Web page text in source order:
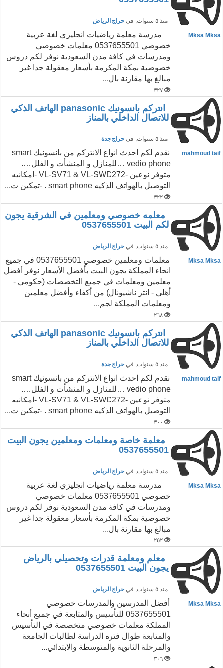
منذ ٥ سنوات , في حراج الرياض
Mksa Mksa
مدرسة معلمة رياضيات انجليزي لغة عربية
خصوصي 0537655501 معلمات خصوصي
ومدرسات في كافة مدن السعودية نوفر لكم دروس
خصوصية بمكة المكرمة بأسعار معقولة جدا غير
مبالغ بها مقارنة بال...
٣٢٧
انتركم بانسونيك panasonic الهاتف الذكي
للاتصال الداخلي بالمناز
منذ ٥ سنوات , في حراج جدة
mahmoud taif
نقدم لكم احدث انواع الانتركم من بانسونيك smart
vedio phone …للمنازل و المنشأت و الفلل….
متوفر نوعين -VL-SV71 & VL-SWD272 -امكانيه
التوصيل بالهواتف الذكيه smart phone . -تمكين ت...
٣٢٢
معلمه خصوصي ومعلمين في الشرقية يجون
لكم البيت 0537655501
منذ ٥ سنوات , في حراج الرياض
Mksa Mksa
معلمات ومعلمين خصوصي 0537655501 في جميع
انحاء المملكة يجون البيت بأفضل الأسعار نوفر أفضل
معلمين ومعلمات في جميع التخصصات (حكومي -
أهلي - انتر ناشيونال) من أكفاء وأفضل معلمين
ومعلمات المملكة لجم...
٢٦٨
انتركم بانسونيك panasonic الهاتف الذكي
للاتصال الداخلي بالمناز
منذ ٥ سنوات , في حراج جدة
mahmoud taif
نقدم لكم احدث انواع الانتركم من بانسونيك smart
vedio phone …للمنازل و المنشأت و الفلل….
متوفر نوعين -VL-SV71 & VL-SWD272 -امكانيه
التوصيل بالهواتف الذكيه smart phone . -تمكين ت...
٣٠٠
معلمة خاصة ومعلمات ومعلمين يجون البيت
0537655501
منذ ٥ سنوات , في حراج الرياض
Mksa Mksa
مدرسة معلمة رياضيات انجليزي لغة عربية
خصوصي 0537655501 معلمات خصوصي
ومدرسات في كافة مدن السعودية نوفر لكم دروس
خصوصية بمكة المكرمة بأسعار معقولة جدا غير
مبالغ بها مقارنة بال...
٢٥٢
معلم ومعلمة قدرات وتحصيلي بالرياض
يجون البيت 0537655501
منذ ٥ سنوات , في حراج الرياض
Mksa Mksa
أفضل المدرسين والمدرسات خصوصي
0537655501 للتأسيس والمتابعة في جميع أنحاء
المملكة معلمات خصوصي متخصصة في التأسيس
والمتابعة طوال فتره الدراسة لطالبات الجامعة
والمرحلة الثانوية والمتوسطة والابتدائي...
٣٠٦